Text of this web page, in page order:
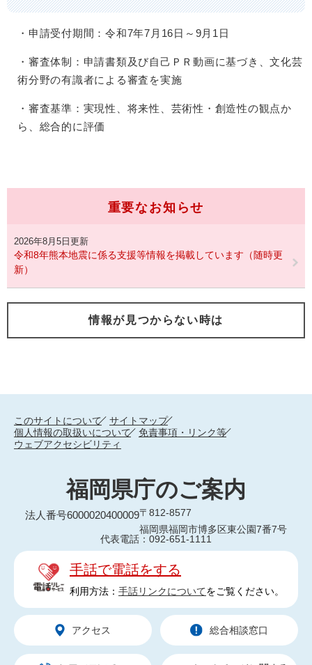
・申請受付期間：令和7年7月16日～9月1日
・審査体制：申請書類及び自己ＰＲ動画に基づき、文化芸
術分野の有識者による審査を実施
・審査基準：実現性、将来性、芸術性・創造性の観点か
ら、総合的に評価
重要なお知らせ
2026年8月5日更新
令和8年熊本地震に係る支援等情報を掲載しています（随時更
新）
情報が見つからない時は
このサイトについて
サイトマップ
個人情報の取扱いについて
免責事項・リンク等
ウェブアクセシビリティ
福岡県庁のご案内
法人番号6000020400009〒812-8577
福岡県福岡市博多区東公園7番7号
代表電話：092-651-1111
手話で電話をする
利用方法： 手話リンクについてをご覧ください。
アクセス 総合相談窓口